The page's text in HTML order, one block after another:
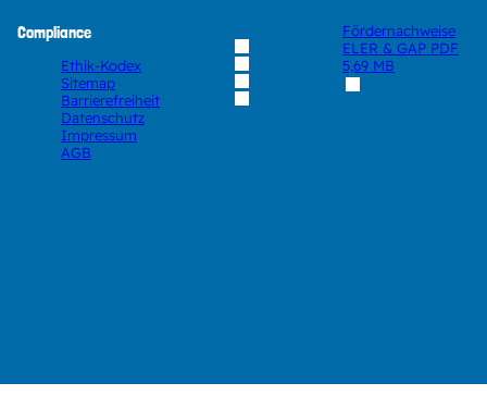
Compliance
Ethik-Kodex
Sitemap
Barrierefreiheit
Datenschutz
Impressum
AGB
Fördernachweise
ELER & GAP PDF
5,69 MB